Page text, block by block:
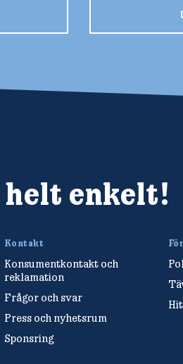
helt enkelt!
Kontakt
Konsumentkontakt och
reklamation
Frågor och svar
Press och nyhetsrum
Sponsring